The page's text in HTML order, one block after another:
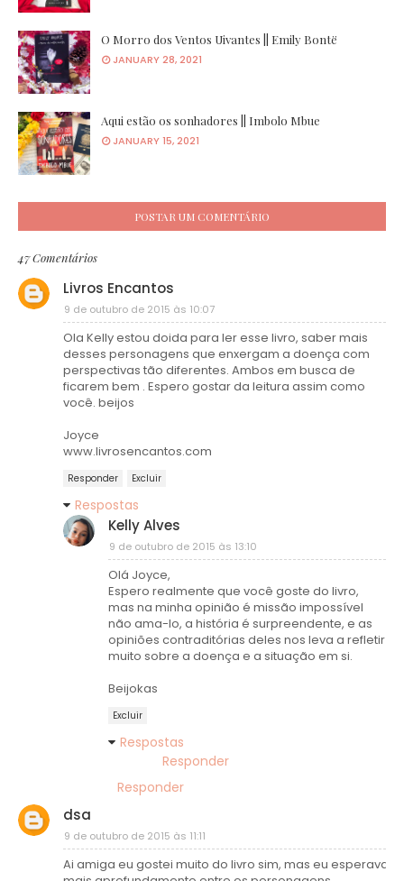
O Morro dos Ventos Uivantes || Emily Bontë
JANUARY 28, 2021
Aqui estão os sonhadores || Imbolo Mbue
JANUARY 15, 2021
POSTAR UM COMENTÁRIO
47 Comentários
Livros Encantos
9 de outubro de 2015 às 10:07
Ola Kelly estou doida para ler esse livro, saber mais
desses personagens que enxergam a doença com
perspectivas tão diferentes. Ambos em busca de
ficarem bem . Espero gostar da leitura assim como
você. beijos
Joyce
www.livrosencantos.com
Responder Excluir
Respostas
Kelly Alves
9 de outubro de 2015 às 13:10
Olá Joyce,
Espero realmente que você goste do livro,
mas na minha opinião é missão impossível
não ama-lo, a história é surpreendente, e as
opiniões contraditórias deles nos leva a refletir
muito sobre a doença e a situação em si.
Beijokas
Excluir
Respostas
Responder
Responder
dsa
9 de outubro de 2015 às 11:11
Ai amiga eu gostei muito do livro sim, mas eu esperava